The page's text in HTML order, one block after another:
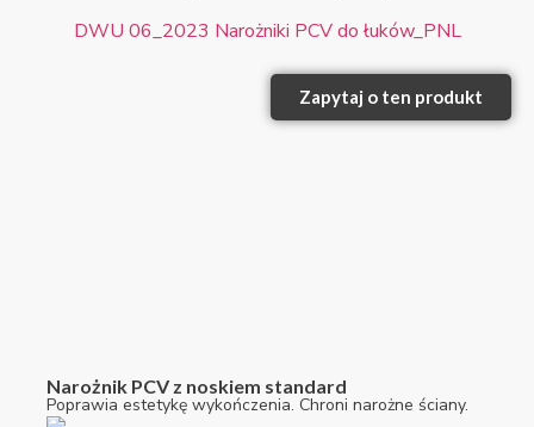
DWU 06_2023 Narożniki PCV do łuków_PNL
Zapytaj o ten produkt
Narożnik PCV z noskiem standard
Poprawia estetykę wykończenia. Chroni narożne ściany.